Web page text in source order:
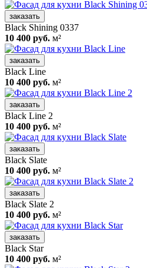
заказать
Black Shining 0337
10 400 руб. м²
заказать
Black Line
10 400 руб. м²
заказать
Black Line 2
10 400 руб. м²
заказать
Black Slate
10 400 руб. м²
заказать
Black Slate 2
10 400 руб. м²
заказать
Black Star
10 400 руб. м²